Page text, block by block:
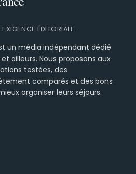
ÉDITORIALE.
un média indépendant dédié
ailleurs. Nous proposons aux
testées, des
comparés et des bons
organiser leurs séjours.